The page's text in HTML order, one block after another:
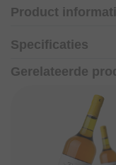
Product
Specificaties
Gerelateerde